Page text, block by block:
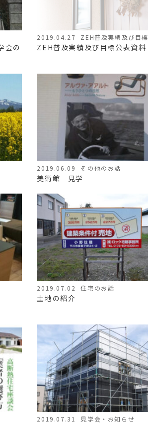
会の
2019.04.27 ZEH普及実績及び目標
ZEH普及実績及び目標公表資料
2019.06.09 その他のお話
美術館 見学
2019.07.02 住宅のお話
土地の紹介
2019.07.31 見学会・お知らせ